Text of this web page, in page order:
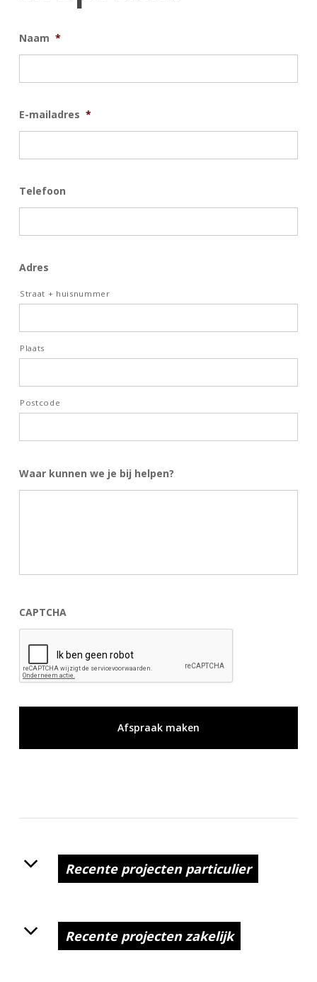
Naam *
E-mailadres *
Telefoon
Adres
Straat + huisnummer
Plaats
Postcode
Waar kunnen we je bij helpen?
CAPTCHA
Recente projecten particulier
Recente projecten zakelijk